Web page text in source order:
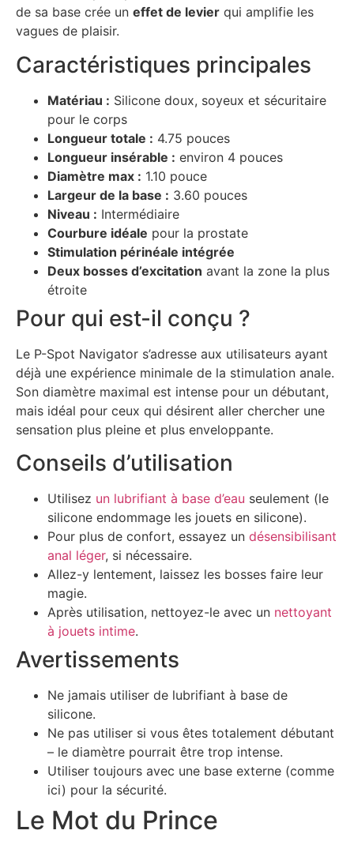
de sa base crée un effet de levier qui amplifie les
vagues de plaisir.
Caractéristiques principales
Matériau : Silicone doux, soyeux et sécuritaire
pour le corps
Longueur totale : 4.75 pouces
Longueur insérable : environ 4 pouces
Diamètre max : 1.10 pouce
Largeur de la base : 3.60 pouces
Niveau : Intermédiaire
Courbure idéale pour la prostate
Stimulation périnéale intégrée
Deux bosses d’excitation avant la zone la plus
étroite
Pour qui est-il conçu ?
Le P-Spot Navigator s’adresse aux utilisateurs ayant
déjà une expérience minimale de la stimulation anale.
Son diamètre maximal est intense pour un débutant,
mais idéal pour ceux qui désirent aller chercher une
sensation plus pleine et plus enveloppante.
Conseils d’utilisation
Utilisez un lubrifiant à base d’eau seulement (le
silicone endommage les jouets en silicone).
Pour plus de confort, essayez un désensibilisant
anal léger, si nécessaire.
Allez-y lentement, laissez les bosses faire leur
magie.
Après utilisation, nettoyez-le avec un nettoyant
à jouets intime.
Avertissements
Ne jamais utiliser de lubrifiant à base de
silicone.
Ne pas utiliser si vous êtes totalement débutant
– le diamètre pourrait être trop intense.
Utiliser toujours avec une base externe (comme
ici) pour la sécurité.
Le Mot du Prince